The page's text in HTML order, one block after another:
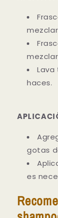
haces.
gotas
es